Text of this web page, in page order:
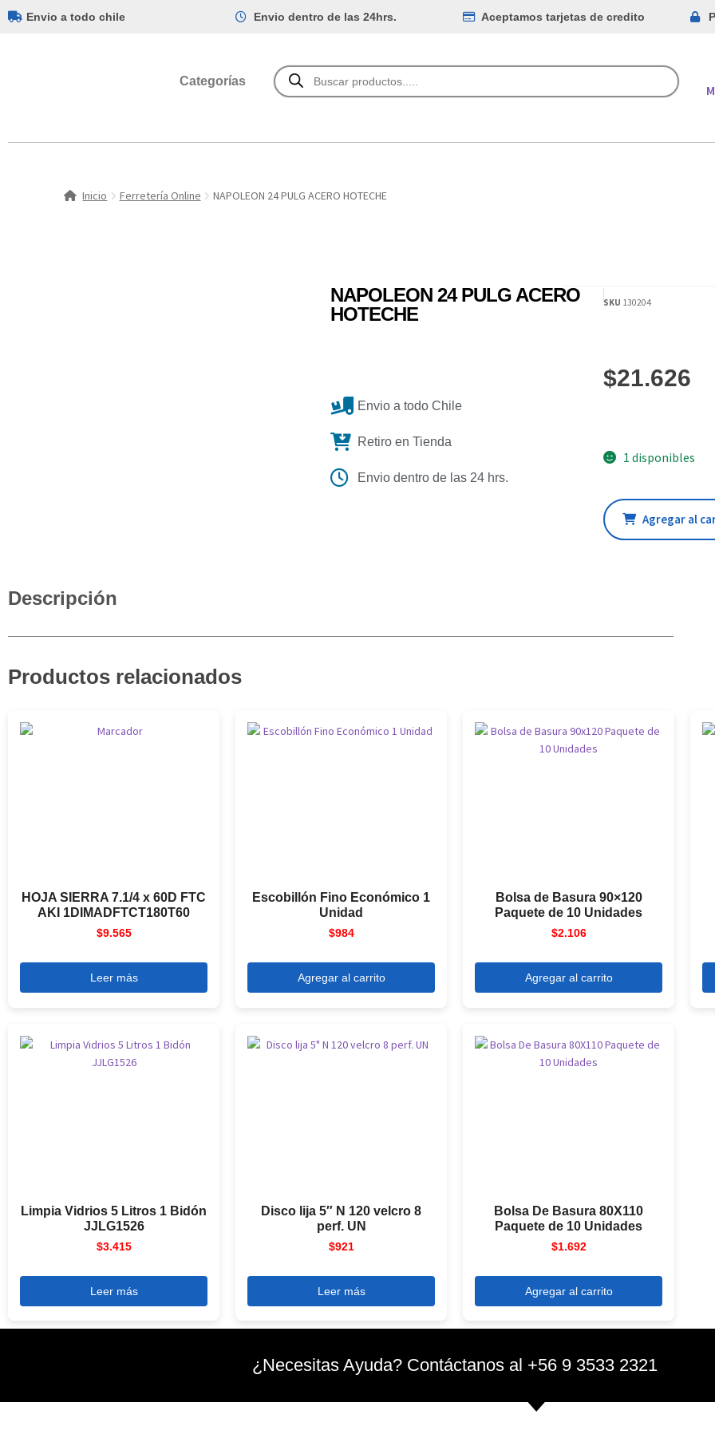
Envio a todo chile Envio dentro de las 24hrs. Aceptamos tarjetas de credito
Categorías
Inicio Ferretería Online NAPOLEON 24 PULG ACERO HOTECHE
NAPOLEON 24 PULG ACERO
HOTECHE
Envio a todo Chile
Retiro en Tienda
Envio dentro de las 24 hrs.
SKU 130204
$21.626
1 disponibles
Agregar al
Descripción
Productos relacionados
HOJA SIERRA 7.1/4 x 60D FTC
AKI 1DIMADFTCT180T60
$9.565
Leer más
Escobillón Fino Económico 1
Unidad
$984
Agregar al carrito
Bolsa de Basura 90×120
Paquete de 10 Unidades
$2.106
Agregar al carrito
Limpia Vidrios 5 Litros 1 Bidón
JJLG1526
$3.415
Leer más
Disco lija 5″ N 120 velcro 8
perf. UN
$921
Leer más
Bolsa De Basura 80X110
Paquete de 10 Unidades
$1.692
Agregar al carrito
¿Necesitas Ayuda? Contáctanos al +56 9 3533 2321